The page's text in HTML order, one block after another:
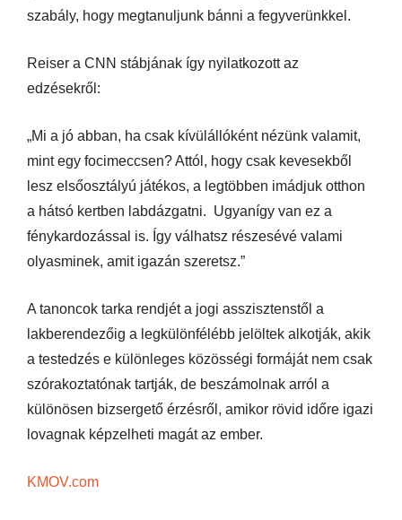
szabály, hogy megtanuljunk bánni a fegyverünkkel.
Reiser a CNN stábjának így nyilatkozott az
edzésekről:
„Mi a jó abban, ha csak kívülállóként nézünk valamit,
mint egy focimeccsen? Attól, hogy csak kevesekből
lesz elsőosztályú játékos, a legtöbben imádjuk otthon
a hátsó kertben labdázgatni. Ugyanígy van ez a
fénykardozással is. Így válhatsz részesévé valami
olyasminek, amit igazán szeretsz.”
A tanoncok tarka rendjét a jogi asszisztenstől a
lakberendezőig a legkülönfélébb jelöltek alkotják, akik
a testedzés e különleges közösségi formáját nem csak
szórakoztatónak tartják, de beszámolnak arról a
különösen bizsergető érzésről, amikor rövid időre igazi
lovagnak képzelheti magát az ember.
KMOV.com